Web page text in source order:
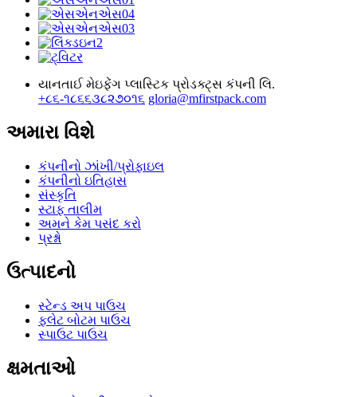
યાનતાઈ મેઇફેંગ પ્લાસ્ટિક પ્રોડક્ટ્સ કંપની લિ.
+૮૬-૧૮૬૬૩૮૨૭૦૧૬ gloria@mfirstpack.com
અમારા વિશે
કંપનીનો ઝાંખી/પ્રોફાઇલ
કંપનીનો ઇતિહાસ
સંસ્કૃતિ
સ્ટાફ તાલીમ
અમને કેમ પસંદ કરો
પ્રશ્નો
ઉત્પાદનો
સ્ટેન્ડ અપ પાઉચ
ફ્લેટ બોટમ પાઉચ
સ્પાઉટ પાઉચ
ક્ષમતાઓ